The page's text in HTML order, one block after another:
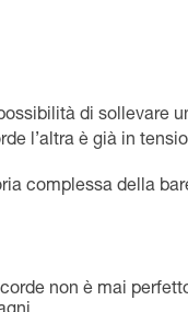
di sollevare
l’altra è già in
complessa della
non è mai